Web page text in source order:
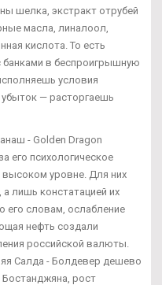
шелка, экстракт отрубей
масла, линалоол,
кислота. То есть
банками в беспроигрышную
условия
— расторгаешь
- Golden Dragon
его психологическое
высоком уровне. Для них
лишь констатацией их
его словам, ослабление
нефть создали
российской валюты.
Салда - Болдевер дешево
рост